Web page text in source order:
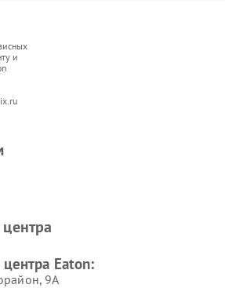
и
Eaton:
9А